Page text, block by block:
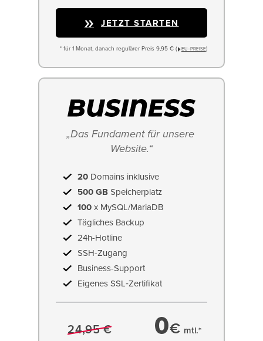
JETZT STARTEN
* für 1 Monat, danach regulärer Preis 9,95 € ( EU−PREISE)
„Das Fundament für unsere
Website.“
20 Domains inklusive
500 GB Speicherplatz
100 x MySQL/MariaDB
Tägliches Backup
24h-Hotline
SSH-Zugang
Business-Support
Eigenes SSL‑Zertifikat
24,95 € 0€ mtl.*